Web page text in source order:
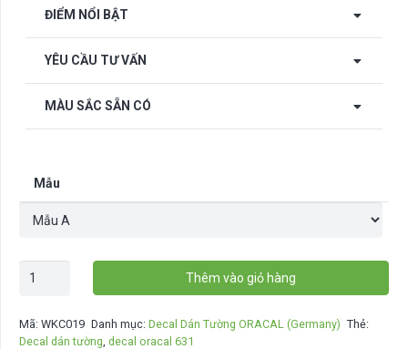
ĐIỂM NỔI BẬT
YÊU CẦU TƯ VẤN
MÀU SẮC SẴN CÓ
Mẫu
Decal
tường
Thêm vào giỏ hàng
Mã: WKC019 Danh mục:Decal Dán Tường ORACAL (Germany) Thẻ:
Decal dán tường decal oracal 631